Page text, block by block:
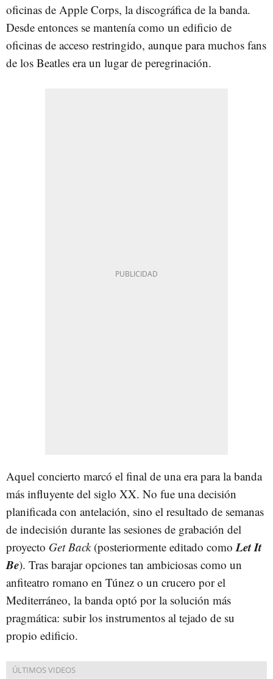
oficinas de Apple Corps, la discográfica de la banda.
Desde entonces se mantenía como un edificio de
oficinas de acceso restringido, aunque para muchos fans
de los Beatles era un lugar de peregrinación.
Aquel concierto marcó el final de una era para la banda
más influyente del siglo XX. No fue una decisión
planificada con antelación, sino el resultado de semanas
de indecisión durante las sesiones de grabación del
proyecto Get Back(posteriormente editado como Let It
Be). Tras barajar opciones tan ambiciosas como un
anfiteatro romano en Túnez o un crucero por el
Mediterráneo, la banda optó por la solución más
pragmática: subir los instrumentos al tejado de su
propio edificio.